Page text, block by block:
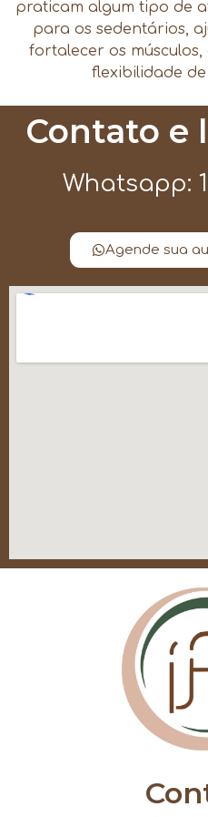
praticam algum tipo de
para os sedentários,
fortalecer os
flexibilidade
Contato e
Whatsapp:
Agende sua